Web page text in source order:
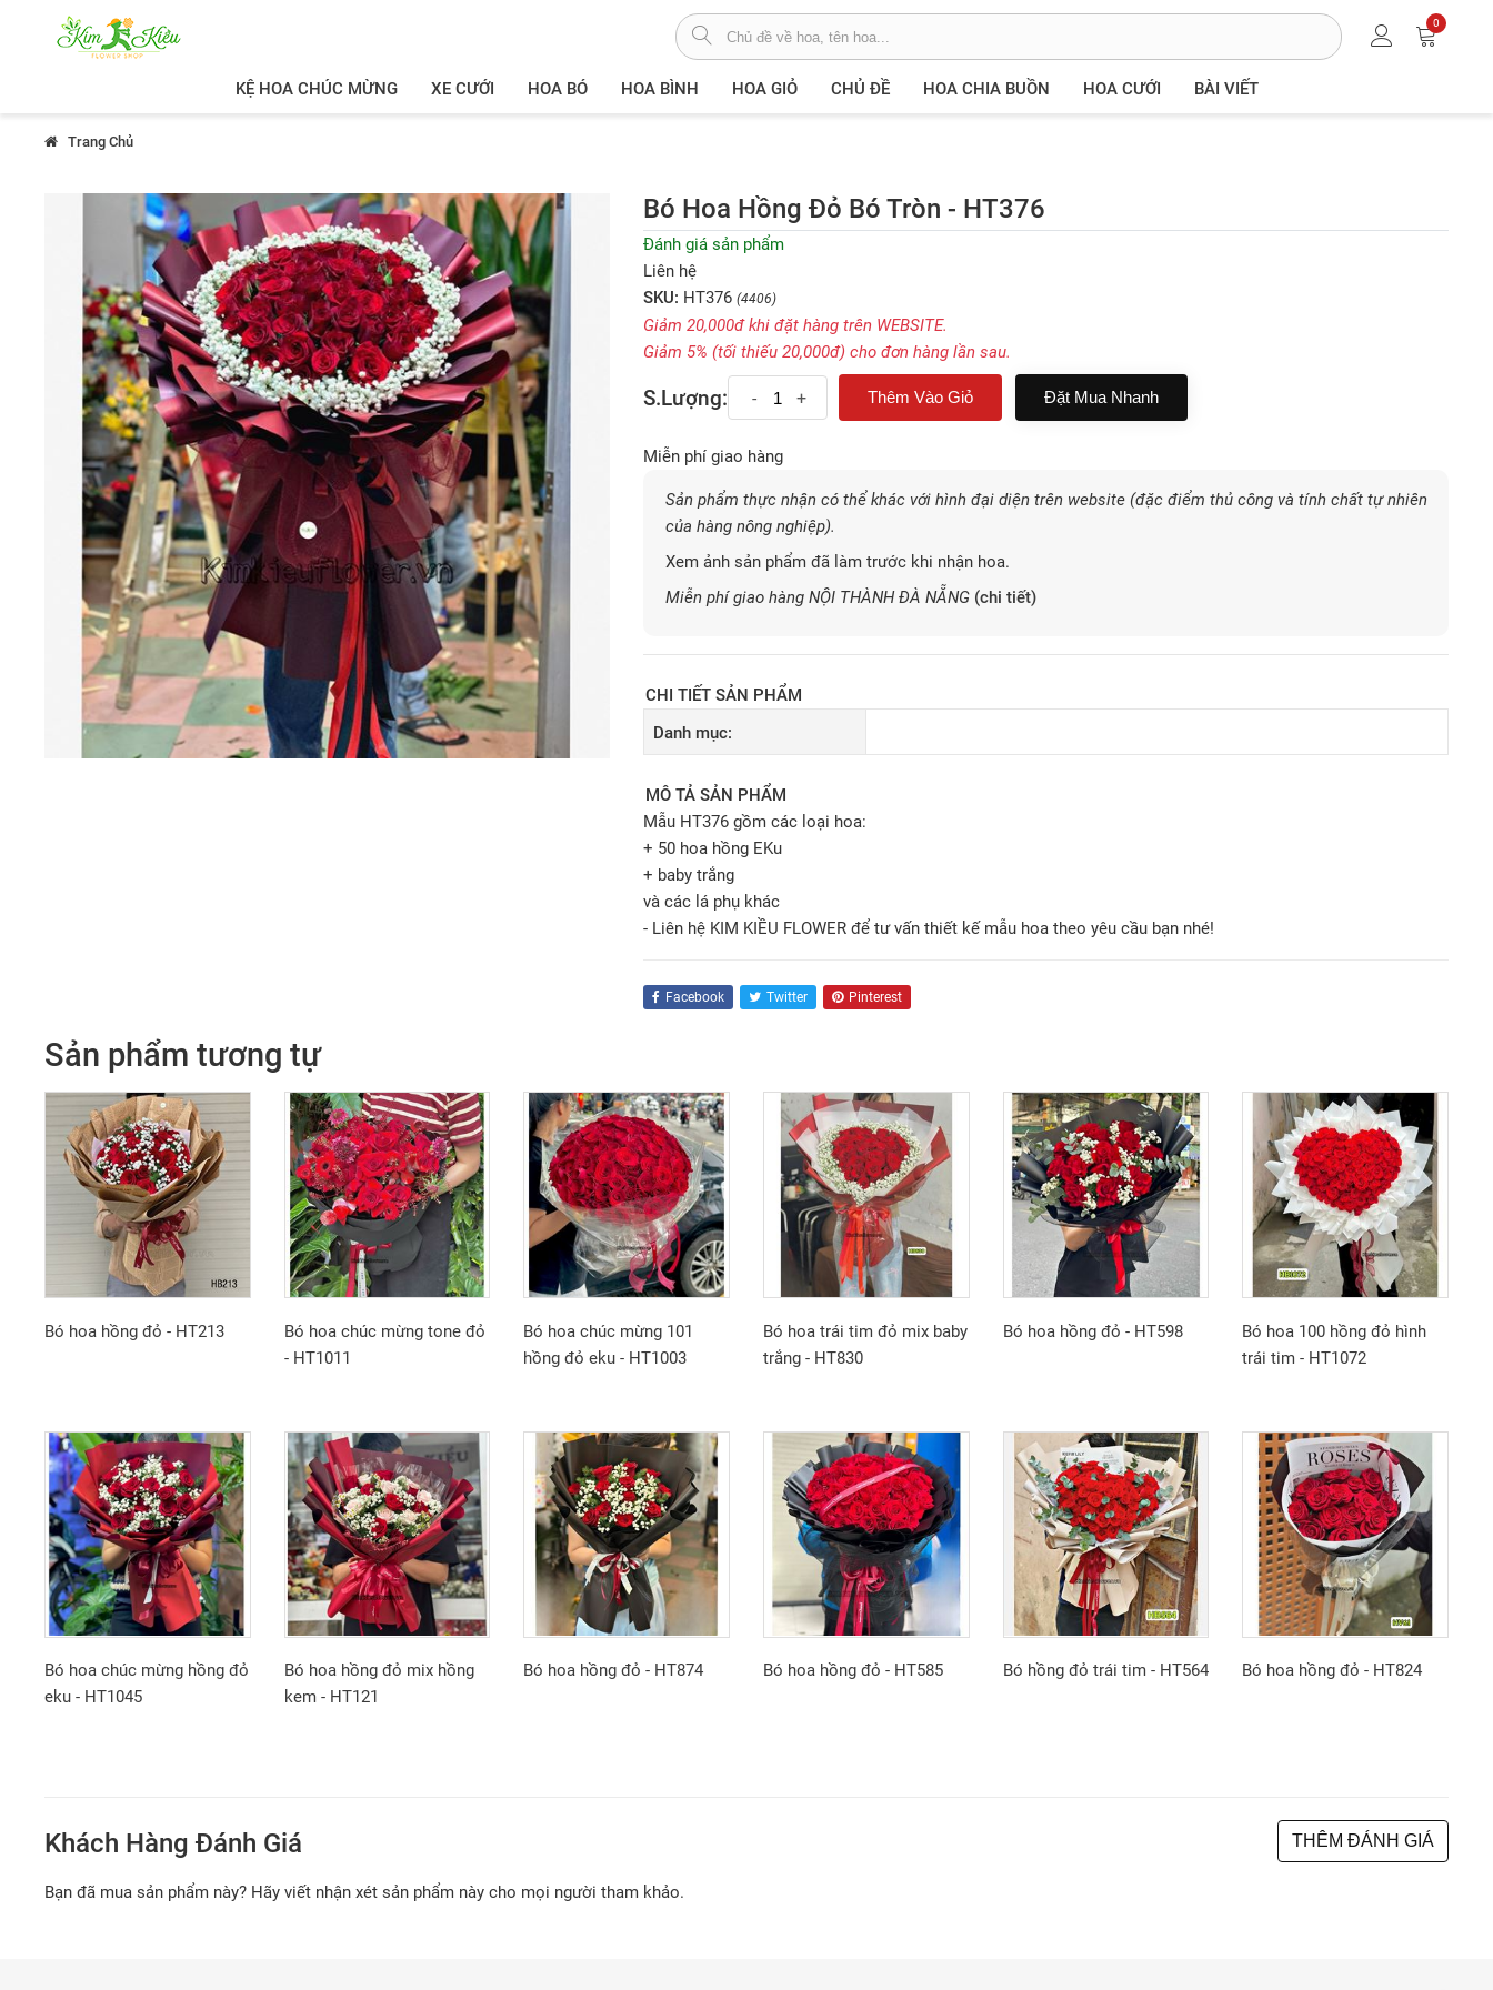
0
KỆ HOA CHÚC MỪNG XE CƯỚI HOA BÓ HOA BÌNH HOA GIỎ CHỦ ĐỀ HOA CHIA BUỒN HOA CƯỚI BÀI VIẾT
Trang Chủ
Bó Hoa Hồng Đỏ Bó Tròn - HT376
Đánh giá sản phẩm
Liên hệ
SKU: HT376 (4406)
Giảm 20,000đ khi đặt hàng trên WEBSITE.
Giảm 5% (tối thiếu 20,000đ) cho đơn hàng lần sau.
S.Lượng: - + Đặt Mua Nhanh
Miễn phí giao hàng
Sản phẩm thực nhận có thể khác với hình đại diện trên website (đặc điểm thủ công và tính chất tự nhiên
của hàng nông nghiệp).
Xem ảnh sản phẩm đã làm trước khi nhận hoa.
Miễn phí giao hàng NỘI THÀNH ĐÀ NẴNG (chi tiết)
CHI TIẾT SẢN PHẨM
Danh mục:
MÔ TẢ SẢN PHẨM
Mẫu HT376 gồm các loại hoa:
+ 50 hoa hồng EKu
+ baby trắng
và các lá phụ khác
- Liên hệ KIM KIỀU FLOWER để tư vấn thiết kế mẫu hoa theo yêu cầu bạn nhé!
Facebook Twitter Pinterest
Sản phẩm tương tự
Bó hoa hồng đỏ - HT213
Bó hoa chúc mừng tone đỏ
- HT1011
Bó hoa chúc mừng 101
hồng đỏ eku - HT1003
Bó hoa trái tim đỏ mix baby
trắng - HT830
Bó hoa hồng đỏ - HT598
Bó hoa 100 hồng đỏ hình
trái tim - HT1072
Bó hoa chúc mừng hồng đỏ
eku - HT1045
Bó hoa hồng đỏ mix hồng
kem - HT121
Bó hoa hồng đỏ - HT874 Bó hoa hồng đỏ - HT585 Bó hồng đỏ trái tim - HT564 Bó hoa hồng đỏ - HT824
Khách Hàng Đánh Giá THÊM ĐÁNH GIÁ
Bạn đã mua sản phẩm này? Hãy viết nhận xét sản phẩm này cho mọi người tham khảo.